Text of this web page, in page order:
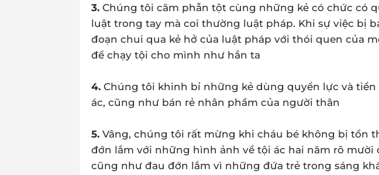
3. Chúng tôi căm phẫn tột cùng những kẻ có chức có
luật trong tay mà coi thường luật pháp. Khi sự việc bị
đoạn chui qua kẻ hở của luật pháp với thói quen của
để chạy tội cho mình như hắn ta
4. Chúng tôi khinh bỉ những kẻ dùng quyền lực và tiền
ác, cũng như bán rẻ nhân phẩm của người thân
5. Vâng, chúng tôi rất mừng khi cháu bé không bị tổn
đớn lắm với những hình ảnh về tội ác hai năm rõ mười
cũng như đau đớn lắm vì những đứa trẻ trong sáng